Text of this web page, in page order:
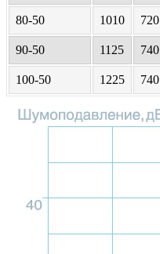
80-50 1010 720
90-50 1125 740
100-50 1225 740